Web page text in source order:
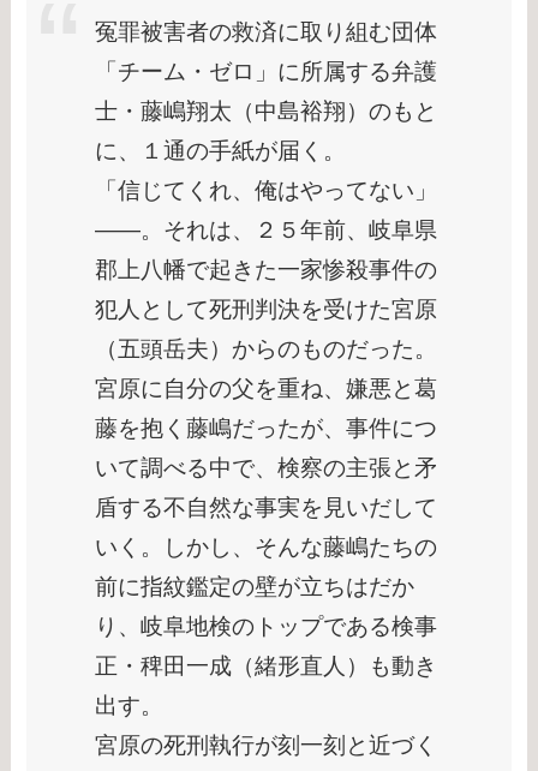
冤罪被害者の救済に取り組む団体
「チーム・ゼロ」に所属する弁護
士・藤嶋翔太（中島裕翔）のもと
に、１通の手紙が届く。
「信じてくれ、俺はやってない」
――。それは、２５年前、岐阜県
郡上八幡で起きた一家惨殺事件の
犯人として死刑判決を受けた宮原
（五頭岳夫）からのものだった。
宮原に自分の父を重ね、嫌悪と葛
藤を抱く藤嶋だったが、事件につ
いて調べる中で、検察の主張と矛
盾する不自然な事実を見いだして
いく。しかし、そんな藤嶋たちの
前に指紋鑑定の壁が立ちはだか
り、岐阜地検のトップである検事
正・稗田一成（緒形直人）も動き
出す。
宮原の死刑執行が刻一刻と近づく